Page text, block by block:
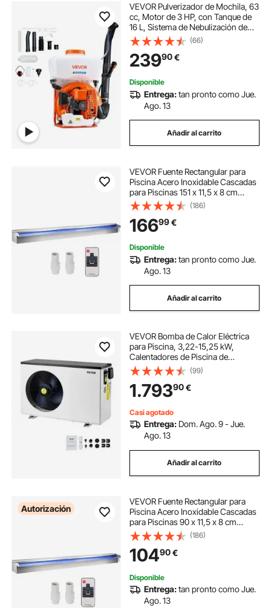
VEVOR Pulverizador de Mochila, 63
cc, Motor de 3 HP, con Tanque de
16 L, Sistema de Nebulización de
Polvo y Líquido, para Jardinería,
Agricultura e Invernaderos de
Hortalizas, 490 x 290 x 660 mm
(66)
23990€
Disponible
Entrega:tan pronto como Jue.
Ago. 13
Añadir al carrito
VEVOR Fuente Rectangular para
Piscina Acero Inoxidable Cascadas
para Piscinas 151 x 11,5 x 8 cm
Fuente de Piscina Exterior Flujo de
Agua con Tira LED de Colores
Cascada de Jardín Patio Estanque
(186)
16699€
Disponible
Entrega:tan pronto como Jue.
Ago. 13
Añadir al carrito
VEVOR Bomba de Calor Eléctrica
para Piscina, 3,22-15,25 kW,
Calentadores de Piscina de
Frecuencia Variable que Ahorran
Energía para Piscinas Elevadas 30-
60 m³, CA 220-240 V 50 Hz, 1000 x
391 x 654 mm
(99)
1.79390€
Casi agotado
Entrega: Dom. Ago. 9 - Jue.
Ago. 13
Añadir al carrito
Autorización
VEVOR Fuente Rectangular para
Piscina Acero Inoxidable Cascadas
para Piscinas 90 x 11,5 x 8 cm
Fuente de Piscina Exterior Flujo de
Agua con Tira LED de Colores de
Jardín Patio Estanque
(186)
10490€
Disponible
Entrega:tan pronto como Jue.
Ago. 13